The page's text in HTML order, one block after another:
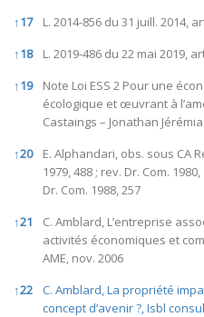
↑17
L. 2014-856 du 31 juill. 2014,
↑18
L. 2019-486 du 22 mai 2019,
↑19
Note Loi ESS 2 Pour une
écologique et œuvrant à
Castaings – Jonathan
↑20
E. Alphandari, obs. sous CA
1979, 488 ; rev. Dr. Com.
Dr. Com. 1988, 257
↑21
C. Amblard, L’entreprise
activités économiques et
AME, nov. 2006
↑22
C. Amblard, La propriété
concept d’avenir ?, Isbl